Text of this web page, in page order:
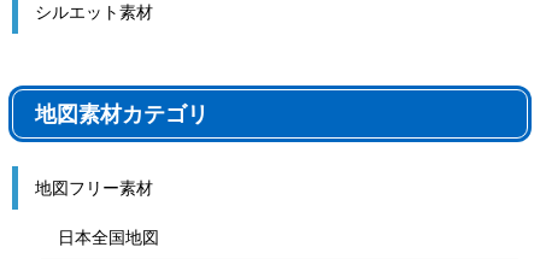
シルエット素材
地図素材カテゴリ
地図フリー素材
日本全国地図